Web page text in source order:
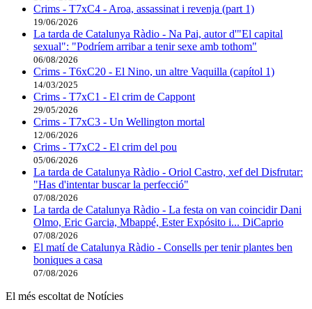
Crims - T7xC4 - Aroa, assassinat i revenja (part 1)
19/06/2026
La tarda de Catalunya Ràdio - Na Pai, autor d'"El capital
sexual": "Podríem arribar a tenir sexe amb tothom"
06/08/2026
Crims - T6xC20 - El Nino, un altre Vaquilla (capítol 1)
14/03/2025
Crims - T7xC1 - El crim de Cappont
29/05/2026
Crims - T7xC3 - Un Wellington mortal
12/06/2026
Crims - T7xC2 - El crim del pou
05/06/2026
La tarda de Catalunya Ràdio - Oriol Castro, xef del Disfrutar:
"Has d'intentar buscar la perfecció"
07/08/2026
La tarda de Catalunya Ràdio - La festa on van coincidir Dani
Olmo, Eric Garcia, Mbappé, Ester Expósito i... DiCaprio
07/08/2026
El matí de Catalunya Ràdio - Consells per tenir plantes ben
boniques a casa
07/08/2026
El més escoltat de Notícies